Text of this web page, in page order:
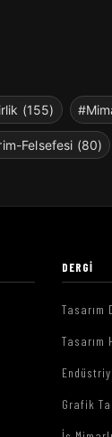
(155)
Felsefesi (80)
DERGI
Tasarım
Tasarım
Grafik